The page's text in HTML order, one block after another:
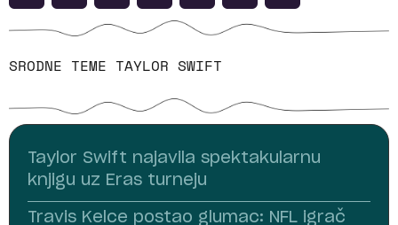
SRODNE TEME TAYLOR SWIFT
Taylor Swift najavila spektakularnu
knjigu uz Eras turneju
Travis Kelce postao glumac: NFL igrač